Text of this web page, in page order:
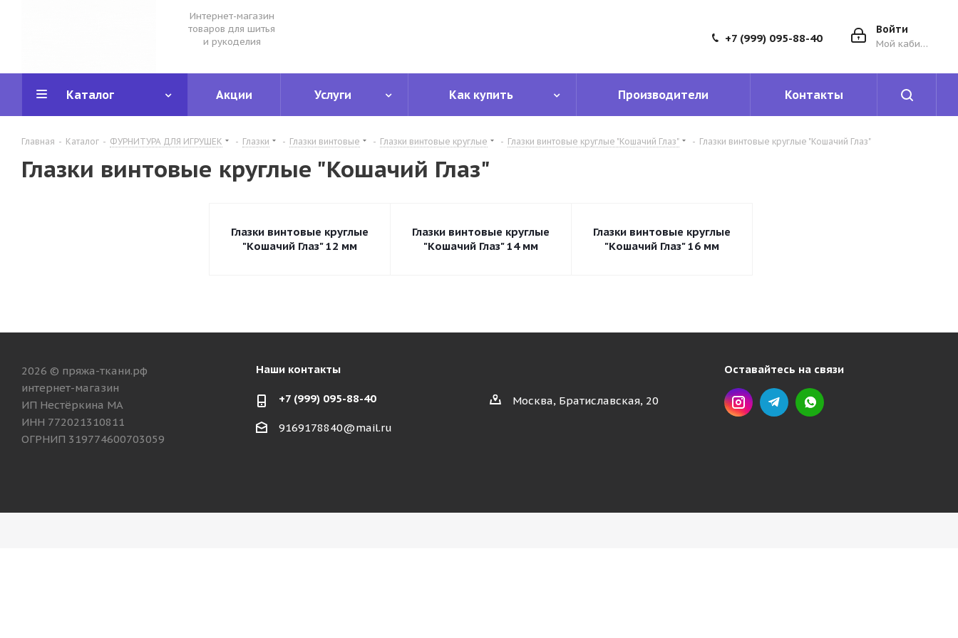
Интернет-магазин
товаров для шитья
и рукоделия
Войти
Мой кабинет
+7 (999) 095-88-40
Каталог Акции Услуги Как купить Производители Контакты
Главная - Каталог - ФУРНИТУРА ДЛЯ ИГРУШЕК - Глазки - Глазки винтовые - Глазки винтовые круглые - Глазки винтовые круглые "Кошачий Глаз" - Глазки винтовые круглые "Кошачий Глаз"
Глазки винтовые круглые "Кошачий Глаз"
Глазки винтовые круглые
"Кошачий Глаз" 12 мм
Глазки винтовые круглые
"Кошачий Глаз" 14 мм
Глазки винтовые круглые
"Кошачий Глаз" 16 мм
2026 © пряжа-ткани.рф
интернет-магазин
ИП Нестёркина МА
ИНН 772021310811
ОГРНИП 319774600703059
Наши контакты
+7 (999) 095-88-40
9169178840@mail.ru
Москва, Братиславская, 20
Оставайтесь на связи